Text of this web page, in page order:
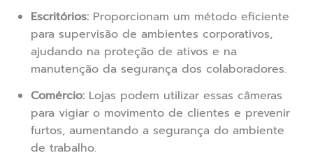
Escritórios: Proporcionam um método eficiente
para supervisão de ambientes corporativos,
ajudando na proteção de ativos e na
manutenção da segurança dos colaboradores.
Comércio: Lojas podem utilizar essas câmeras
para vigiar o movimento de clientes e prevenir
furtos, aumentando a segurança do ambiente
de trabalho.